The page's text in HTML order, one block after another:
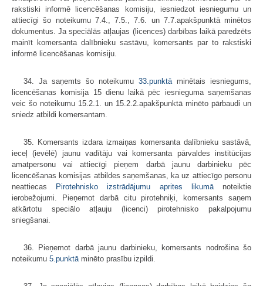
rakstiski informē licencēšanas komisiju, iesniedzot iesniegumu un
attiecīgi šo noteikumu 7.4., 7.5., 7.6. un 7.7.apakšpunktā minētos
dokumentus. Ja speciālās atļaujas (licences) darbības laikā paredzēts
mainīt komersanta dalībnieku sastāvu, komersants par to rakstiski
informē licencēšanas komisiju.
34. Ja saņemts šo noteikumu 33.punktā minētais iesniegums,
licencēšanas komisija 15 dienu laikā pēc iesnieguma saņemšanas
veic šo noteikumu 15.2.1. un 15.2.2.apakšpunktā minēto pārbaudi un
sniedz atbildi komersantam.
35. Komersants izdara izmaiņas komersanta dalībnieku sastāvā,
ieceļ (ievēlē) jaunu vadītāju vai komersanta pārvaldes institūcijas
amatpersonu vai attiecīgi pieņem darbā jaunu darbinieku pēc
licencēšanas komisijas atbildes saņemšanas, ka uz attiecīgo personu
neattiecas Pirotehnisko izstrādājumu aprites likumānoteiktie
ierobežojumi. Pieņemot darbā citu pirotehniķi, komersants saņem
atkārtotu speciālo atļauju (licenci) pirotehnisko pakalpojumu
sniegšanai.
36. Pieņemot darbā jaunu darbinieku, komersants nodrošina šo
noteikumu 5.punktā minēto prasību izpildi.